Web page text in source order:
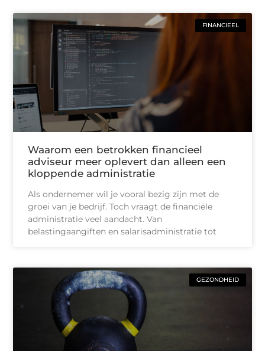
FINANCIEEL
Waarom een betrokken financieel
adviseur meer oplevert dan alleen een
kloppende administratie
Als ondernemer wil je vooral bezig zijn met de
groei van je bedrijf. Toch vraagt de financiële
administratie veel aandacht. Van
belastingaangiften en salarisadministratie tot
GEZONDHEID